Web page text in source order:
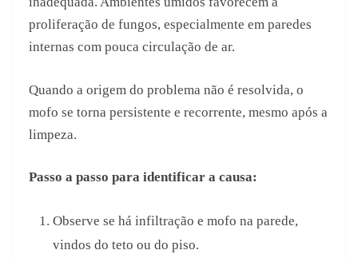
proliferação de fungos, especialmente em paredes
internas com pouca circulação de ar.
Quando a origem do problema não é resolvida, o
mofo se torna persistente e recorrente, mesmo após a
limpeza.
Passo a passo para identificar a causa:
Observe se há infiltração e mofo na parede,
vindos do teto ou do piso.